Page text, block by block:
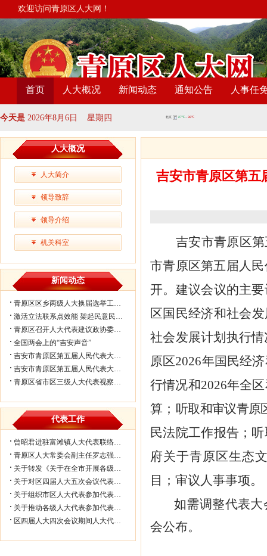
欢迎访问青原区人大网！
首页 人大概况 新闻动态 通知公告 人事任
今天是 2026年8月6日 星期四
人大概况
人大简介
领导致辞
领导介绍
机关科室
新闻动态
青原区区乡两级人大换届选举工作会议...
激活立法联系点效能 架起民意民生连...
青原区召开人大代表建议政协委员提案...
全国两会上的“吉安声音”
吉安市青原区第五届人民代表大会第七...
吉安市青原区第五届人民代表大会第七...
青原区省市区三级人大代表视察民生实...
代表工作
曾昭君进驻富滩镇人大代表联络工作站...
青原区人大常委会副主任罗志强带队赴...
关于转发《关于在全市开展各级人大代...
关于对区四届人大五次会议代表所提部...
关于组织市区人大代表参加代表联络工...
关于推动各级人大代表参加代表联络工...
区四届人大四次会议期间人大代表审议...
吉安市青原区第五
吉安市青原区
市青原区第五届人
开。建议会议的主要
区国民经济和社会
社会发展计划执行
原区2026年国民经
行情况和2026年全
算 ； 听取和审议青原
民法院工作报告；
府关于青原区生态
目；审议人事事项。
如需调整代表
会公布。